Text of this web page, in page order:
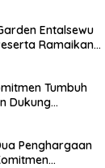
Entalsewu
Ramaikan
Tumbuh
Dukung
Penghargaan